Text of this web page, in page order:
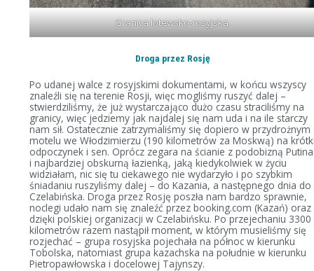
Granica łotewsko-rosyjska.
Droga przez Rosję
Po udanej walce z rosyjskimi dokumentami, w końcu wszyscy
znaleźli się na terenie Rosji, więc mogliśmy ruszyć dalej –
stwierdziliśmy, że już wystarczająco dużo czasu straciliśmy na
granicy, więc jedziemy jak najdalej się nam uda i na ile starczy
nam sił. Ostatecznie zatrzymaliśmy się dopiero w przydrożnym
motelu we Włodzimierzu (190 kilometrów za Moskwą) na
odpoczynek i sen. Oprócz zegara na ścianie z podobizną Putina
i najbardziej obskurną łazienką, jaką kiedykolwiek w życiu
widziałam, nic się tu ciekawego nie wydarzyło i po szybkim
śniadaniu ruszyliśmy dalej – do Kazania, a następnego dnia do
Czelabińska. Droga przez Rosję poszła nam bardzo sprawnie,
noclegi udało nam się znaleźć przez booking.com (Kazań) oraz
dzięki polskiej organizacji w Czelabińsku. Po przejechaniu 3300
kilometrów razem nastąpił moment, w którym musieliśmy się
rozjechać – grupa rosyjska pojechała na północ w kierunku
Tobolska, natomiast grupa kazachska na południe w kierunku
Pietropawłowska i docelowej Tajynszy.